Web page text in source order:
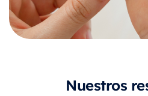
Nuestros